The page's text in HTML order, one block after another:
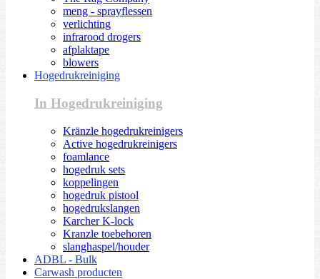
meng - sprayflessen
verlichting
infrarood drogers
afplaktape
blowers
Hogedrukreiniging
In Hogedrukreiniging
Kränzle hogedrukreinigers
Active hogedrukreinigers
foamlance
hogedruk sets
koppelingen
hogedruk pistool
hogedrukslangen
Karcher K-lock
Kranzle toebehoren
slanghaspel/houder
ADBL - Bulk
Carwash producten